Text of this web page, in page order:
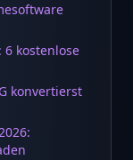
kostenlose
konvertierst